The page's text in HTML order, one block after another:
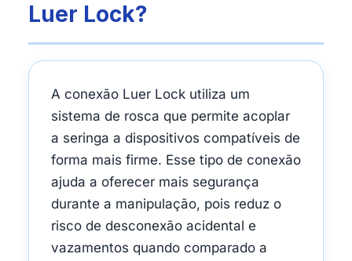
Luer Lock?
A conexão Luer Lock utiliza um
sistema de rosca que permite acoplar
a seringa a dispositivos compatíveis de
forma mais firme. Esse tipo de conexão
ajuda a oferecer mais segurança
durante a manipulação, pois reduz o
risco de desconexão acidental e
vazamentos quando comparado a